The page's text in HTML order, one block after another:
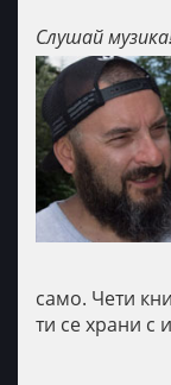
Слушай
само. Чети
ти се храни с